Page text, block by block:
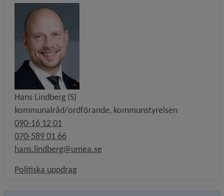
Hans Lindberg (S)
kommunalråd/ordförande, kommunstyrelsen
090-16 12 01
070-589 01 66
hans.lindberg@umea.se
Politiska uppdragLänk till annan webbplats, öppnas i nytt